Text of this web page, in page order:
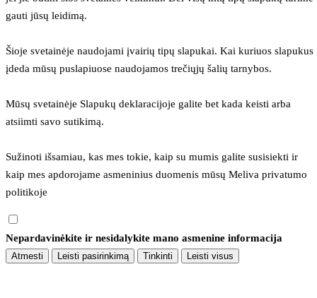
gauti jūsų leidimą.
Šioje svetainėje naudojami įvairių tipų slapukai. Kai kuriuos slapukus
įdeda mūsų puslapiuose naudojamos trečiųjų šalių tarnybos.
Mūsų svetainėje Slapukų deklaracijoje galite bet kada keisti arba
atsiimti savo sutikimą.
Sužinoti išsamiau, kas mes tokie, kaip su mumis galite susisiekti ir
kaip mes apdorojame asmeninius duomenis mūsų Meliva privatumo
politikoje
Nepardavinėkite ir nesidalykite mano asmenine informacija
Atmesti Leisti pasirinkimą Tinkinti Leisti visus